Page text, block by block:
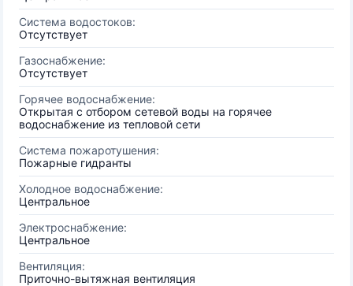
Система водостоков:
Отсутствует
Газоснабжение:
Отсутствует
Горячее водоснабжение:
Открытая с отбором сетевой воды на горячее
водоснабжение из тепловой сети
Система пожаротушения:
Пожарные гидранты
Холодное водоснабжение:
Центральное
Электроснабжение:
Центральное
Вентиляция:
Приточно-вытяжная вентиляция